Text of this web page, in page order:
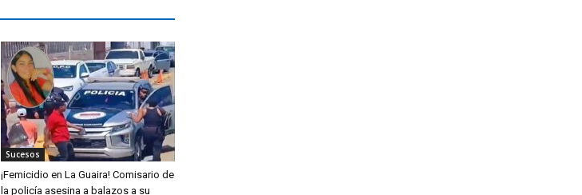
Sucesos
¡Femicidio en La Guaira! Comisario de
la policía asesina a balazos a su